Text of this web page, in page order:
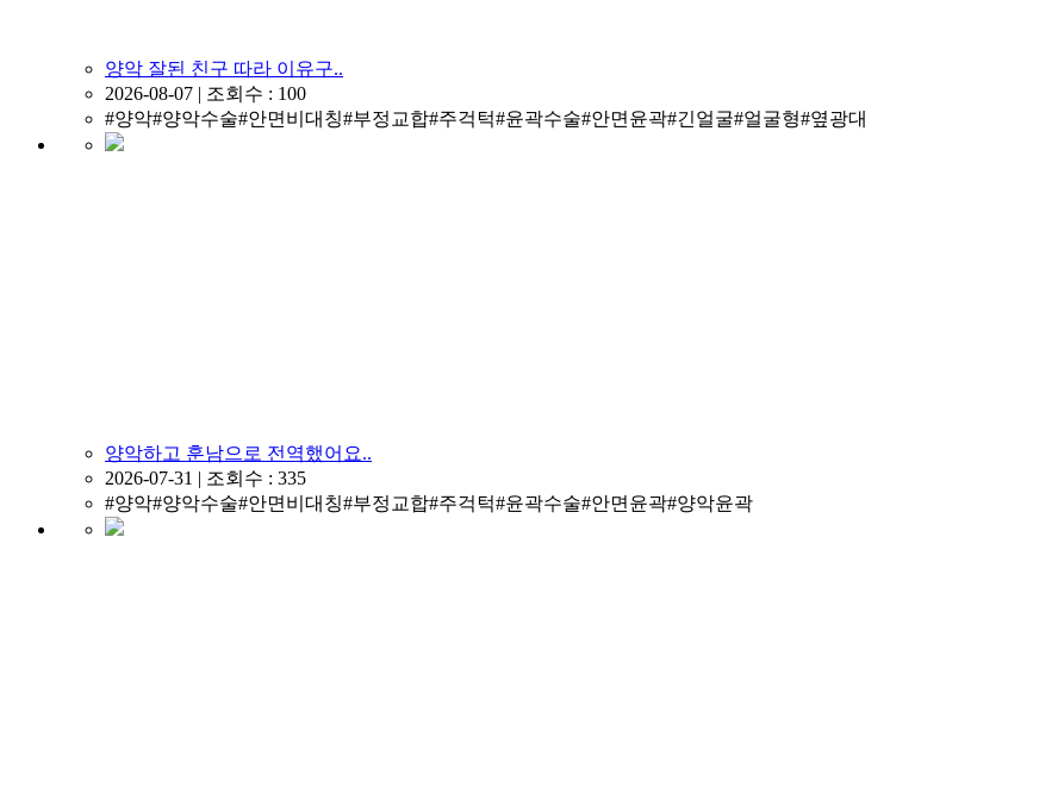
양악 잘된 친구 따라 이유구..
2026-08-07 | 조회수 : 100
#양악#양악수술#안면비대칭#부정교합#주걱턱#윤곽수술#안면윤곽#긴얼굴#얼굴형#옆광대
양악하고 훈남으로 전역했어요..
2026-07-31 | 조회수 : 335
#양악#양악수술#안면비대칭#부정교합#주걱턱#윤곽수술#안면윤곽#양악윤곽